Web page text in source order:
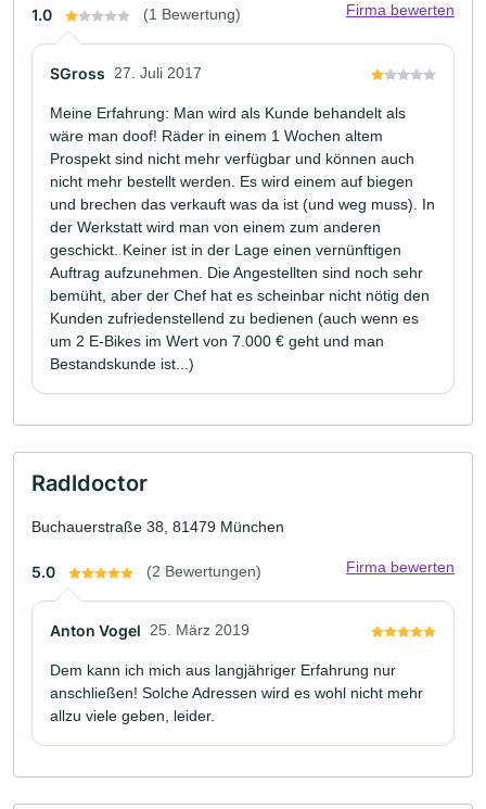
1.0 (1 Bewertung) Firma bewerten
SGross 27. Juli 2017
Meine Erfahrung: Man wird als Kunde behandelt als
wäre man doof! Räder in einem 1 Wochen altem
Prospekt sind nicht mehr verfügbar und können auch
nicht mehr bestellt werden. Es wird einem auf biegen
und brechen das verkauft was da ist (und weg muss). In
der Werkstatt wird man von einem zum anderen
geschickt. Keiner ist in der Lage einen vernünftigen
Auftrag aufzunehmen. Die Angestellten sind noch sehr
bemüht, aber der Chef hat es scheinbar nicht nötig den
Kunden zufriedenstellend zu bedienen (auch wenn es
um 2 E-Bikes im Wert von 7.000 € geht und man
Bestandskunde ist...)
Radldoctor
Buchauerstraße 38, 81479 München
5.0 (2 Bewertungen) Firma bewerten
Anton Vogel 25. März 2019
Dem kann ich mich aus langjähriger Erfahrung nur
anschließen! Solche Adressen wird es wohl nicht mehr
allzu viele geben, leider.